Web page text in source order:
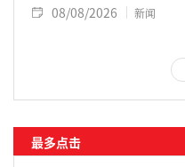
08/08/2026 新闻
最多点击